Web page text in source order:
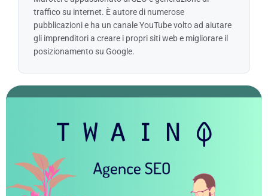
traffico su internet. È autore di numerose
pubblicazioni e ha un canale YouTube volto ad aiutare
gli imprenditori a creare i propri siti web e migliorare il
posizionamento su Google.